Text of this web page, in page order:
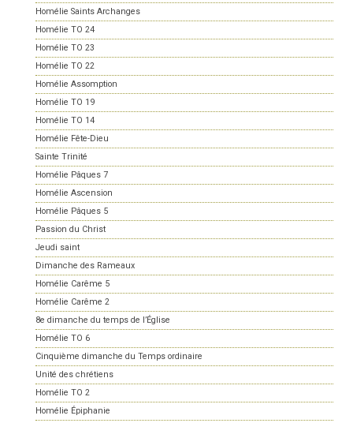
Homélie Saints Archanges
Homélie TO 24
Homélie TO 23
Homélie TO 22
Homélie Assomption
Homélie TO 19
Homélie TO 14
Homélie Fête-Dieu
Sainte Trinité
Homélie Pâques 7
Homélie Ascension
Homélie Pâques 5
Passion du Christ
Jeudi saint
Dimanche des Rameaux
Homélie Carême 5
Homélie Carême 2
8e dimanche du temps de l’Église
Homélie TO 6
Cinquième dimanche du Temps ordinaire
Unité des chrétiens
Homélie TO 2
Homélie Épiphanie